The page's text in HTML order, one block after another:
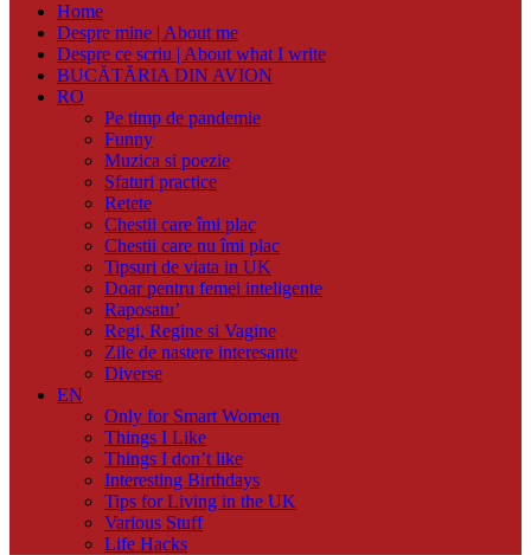
Home
Despre mine | About me
Despre ce scriu | About what I write
BUCĂTĂRIA DIN AVION
RO
Pe timp de pandemie
Funny
Muzica si poezie
Sfaturi practice
Retete
Chestii care îmi plac
Chestii care nu îmi plac
Tipsuri de viata in UK
Doar pentru femei inteligente
Raposatu’
Regi, Regine si Vagine
Zile de nastere interesante
Diverse
EN
Only for Smart Women
Things I Like
Things I don’t like
Interesting Birthdays
Tips for Living in the UK
Various Stuff
Life Hacks